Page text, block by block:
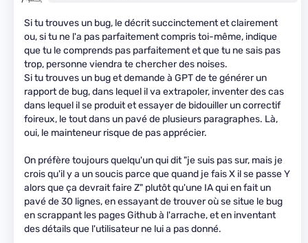
Si tu trouves un bug, le décrit succinctement et clairement
ou, si tu ne l'a pas parfaitement compris toi-même, indique
que tu le comprends pas parfaitement et que tu ne sais pas
trop, personne viendra te chercher des noises.
Si tu trouves un bug et demande à GPT de te générer un
rapport de bug, dans lequel il va extrapoler, inventer des cas
dans lequel il se produit et essayer de bidouiller un correctif
foireux, le tout dans un pavé de plusieurs paragraphes. Là,
oui, le mainteneur risque de pas apprécier.
On préfère toujours quelqu'un qui dit "je suis pas sur, mais je
crois qu'il y a un soucis parce que quand je fais X il se passe Y
alors que ça devrait faire Z" plutôt qu'une IA qui en fait un
pavé de 30 lignes, en essayant de trouver où se situe le bug
en scrappant les pages Github à l'arrache, et en inventant
des détails que l'utilisateur ne lui a pas donné.